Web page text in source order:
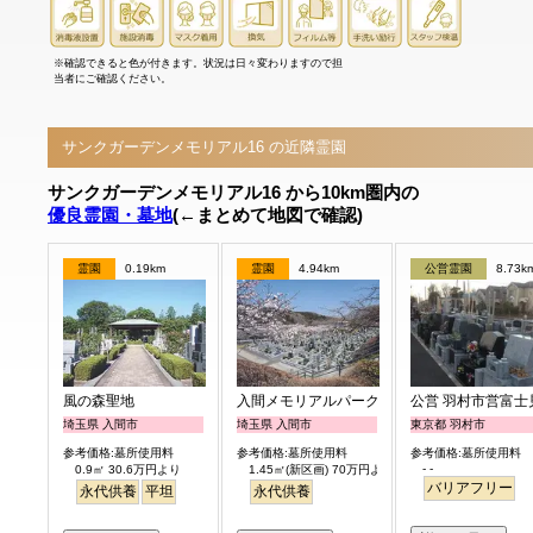
※確認できると色が付きます。状況は日々変わりますので担
当者にご確認ください。
サンクガーデンメモリアル16 の近隣霊園
サンクガーデンメモリアル16 から10km圏内の
優良霊園・墓地(←まとめて地図で確認)
霊園 0.19km
風の森聖地
埼玉県 入間市
参考価格:墓所使用料
0.9㎡ 30.6万円より
永代供養 平坦
霊園 4.94km
入間メモリアルパーク
埼玉県 入間市
参考価格:墓所使用料
1.45㎡(新区画) 70万円より
永代供養
公営霊園
公営 羽村市営富士
東京都 羽村市
参考価格:墓所使用料
- -
バリアフリー